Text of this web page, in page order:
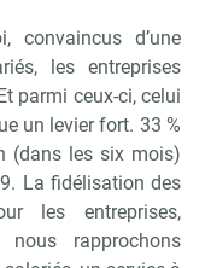
convaincus d’une
les entreprises
parmi ceux-ci, celui
un levier fort. 33 %
(dans les six mois)
La fidélisation des
les entreprises,
nous rapprochons